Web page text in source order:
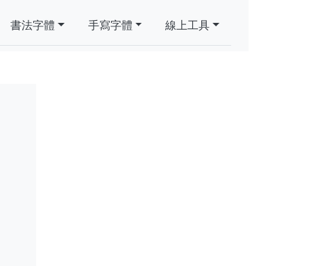
書法字體 手寫字體 線上工具